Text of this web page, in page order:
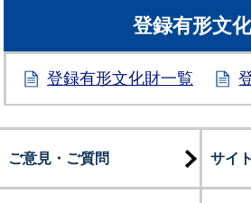
登録有形文
登録有形文化財一覧
ご意見・ご質問 サイ